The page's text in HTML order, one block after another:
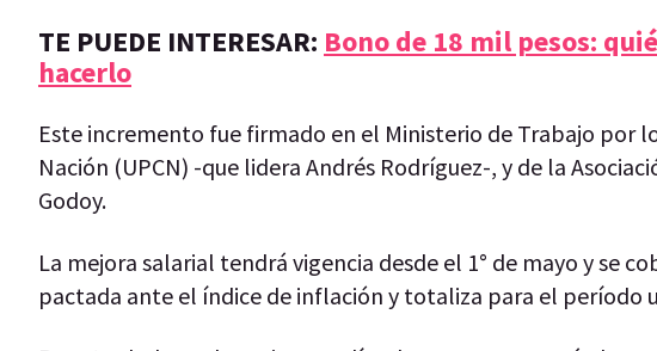
TE PUEDE INTERESAR: Bono de 18 mil pesos:
hacerlo
Este incremento fue firmado en el Ministerio de Trabajo por
Nación (UPCN) -que lidera Andrés Rodríguez-, y de la
Godoy.
La mejora salarial tendrá vigencia desde el 1° de mayo y se
pactada ante el índice de inflación y totaliza para el período